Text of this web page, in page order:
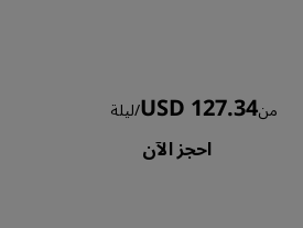
منUSD 127.34
/ليلة
احجز الآن